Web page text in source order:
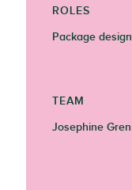
ROLES
Package
TEAM
Josephine